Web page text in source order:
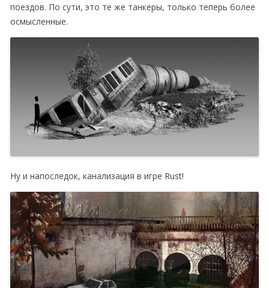
поездов. По сути, это те же танкеры, только теперь более
осмысленные.
Ну и напоследок, канализация в игре Rust!